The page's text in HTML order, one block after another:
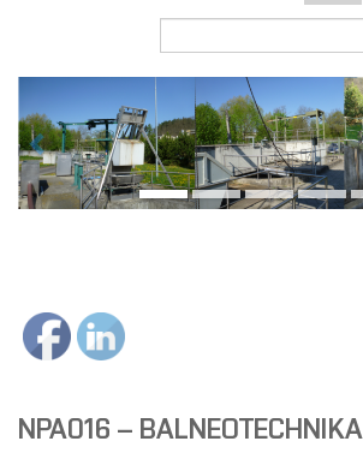
NPA016 – BALNEOTECHNIKA